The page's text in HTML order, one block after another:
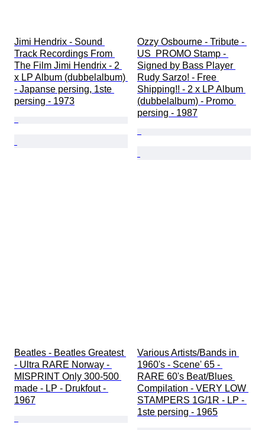
Jimi Hendrix - Sound
Track Recordings From
The Film Jimi Hendrix - 2
x LP Album (dubbelalbum)
- Japanse persing, 1ste
persing - 1973
Ozzy Osbourne - Tribute -
US  PROMO Stamp -
Signed by Bass Player
Rudy Sarzo! - Free
Shipping!! - 2 x LP Album
(dubbelalbum) - Promo
persing - 1987
Beatles - Beatles Greatest
- Ultra RARE Norway -
MISPRINT Only 300-500
made - LP - Drukfout -
1967
Various Artists/Bands in
1960's - Scene' 65 -
RARE 60's Beat/Blues
Compilation - VERY LOW
STAMPERS 1G/1R - LP -
1ste persing - 1965